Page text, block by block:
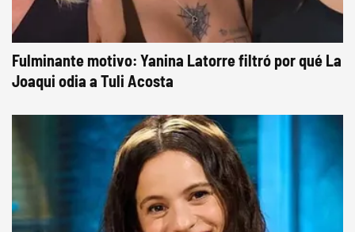
Fulminante motivo: Yanina Latorre filtró por qué La
Joaqui odia a Tuli Acosta